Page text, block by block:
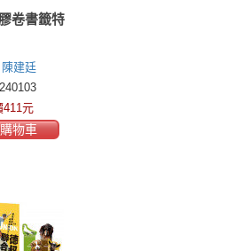
卷書籤特
陳建廷
411元
物車